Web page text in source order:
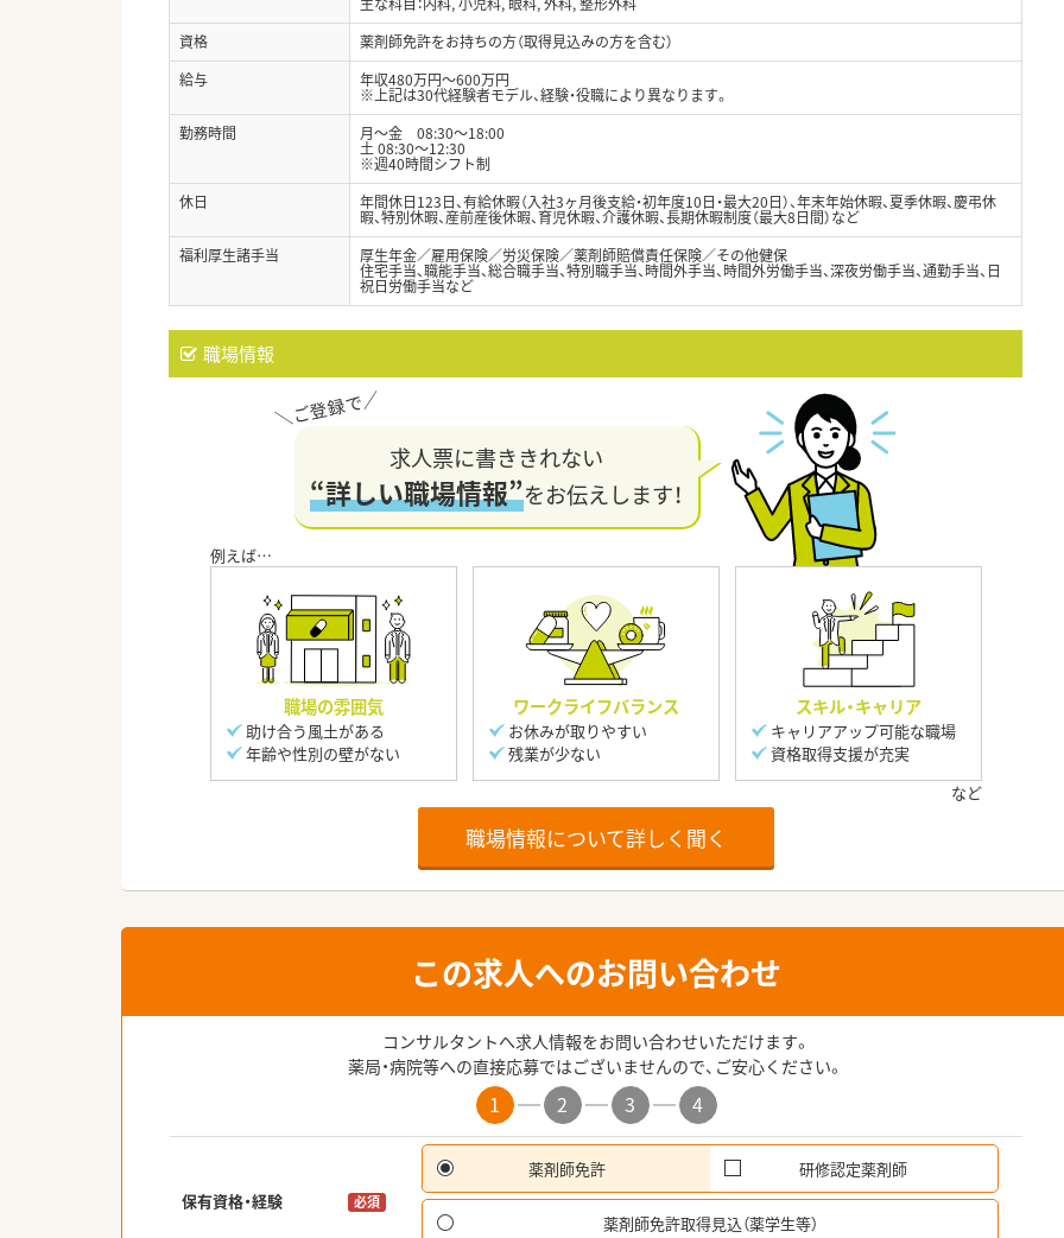
資格
薬剤師免許をお持ちの方（取得見込みの方を含む）
給与
年収480万円～600万円
※上記は30代経験者モデル、経験・役職により異なります。
勤務時間
月～金 08:30～18:00
土 08:30～12:30
※週40時間シフト制
休日
年間休日123日、有給休暇（入社3ヶ月後支給・初年度10日・最大20日）、年末年始休暇、夏季休暇、慶弔休
暇、特別休暇、産前産後休暇、育児休暇、介護休暇、長期休暇制度（最大8日間）など
福利厚生諸手当
厚生年金／雇用保険／労災保険／薬剤師賠償責任保険／その他健保
住宅手当、職能手当、総合職手当、特別職手当、時間外手当、時間外労働手当、深夜労働手当、通勤手当、日
祝日労働手当など
職場情報
求人票に書ききれない
“詳しい職場情報”をお伝えします！
職場の雰囲気
助け合う風土がある
年齢や性別の壁がない
ワークライフバランス
お休みが取りやすい
残業が少ない
スキル・キャリア
キャリアアップ可能な職場
資格取得支援が充実
職場情報について詳しく聞く
この求人へのお問い合わせ
コンサルタントへ求人情報をお問い合わせいただけます。
薬局・病院等への直接応募ではございませんので、ご安心ください。
1 2 3 4
保有資格・経験 必須
薬剤師免許 研修認定薬剤師
薬剤師免許取得見込（薬学生等）